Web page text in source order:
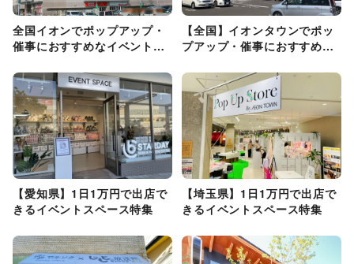
全国イオンでポップアップ・
催事におすすめなイベントス
【全国】イオンタウンでポッ
プアップ・催事におすすめな
【愛知県】1日1万円で出店で
きるイベントスペース特集
【埼玉県】1日1万円で出店で
きるイベントスペース特集